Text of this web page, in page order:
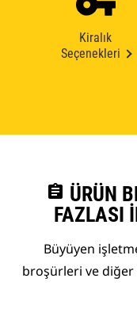
Kiralık
Seçenekleri
assignment ÜRÜN
FAZLASI
Büyüyen
broşürleri ve diğer